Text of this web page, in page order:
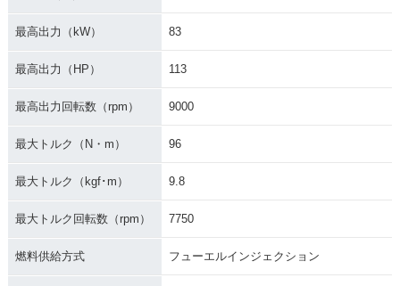
最高出力（kW） 83
最高出力（HP） 113
最高出力回転数（rpm） 9000
最大トルク（N・m） 96
最大トルク（kgf･m） 9.8
最大トルク回転数（rpm） 7750
燃料供給方式 フューエルインジェクション